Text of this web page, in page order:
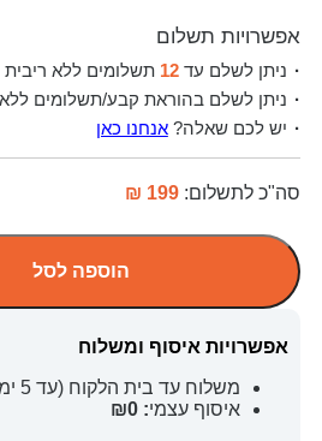
אפשרויות תשלום
ניתן לשלם עד12 תשלומים ללא ריבית
ניתן לשלם בהוראת קבע/תשלומים
יש לכם שאלה?אנחנו כאן
סה"כ לתשלום: 199 ₪
הוספה לסל
אפשרויות איסוף ומשלוח
משלוח עד בית הלקוח (עד 5 ימי עסקים):
איסוף עצמי: ₪0